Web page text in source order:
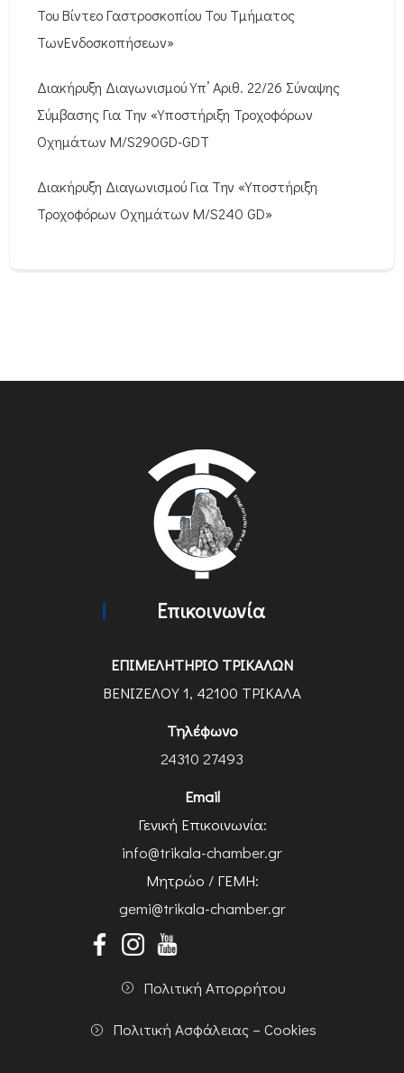
Του Βίντεο Γαστροσκοπίου Του Τμήματος
ΤωνΕνδοσκοπήσεων»
Διακήρυξη Διαγωνισμού Υπ’ Αριθ. 22/26 Σύναψης
Σύμβασης Για Την «Υποστήριξη Τροχοφόρων
Οχημάτων M/S290GD-GDT
Διακήρυξη Διαγωνισμού Για Την «Υποστήριξη
Τροχοφόρων Οχημάτων M/S240 GD»
Επικοινωνία
ΕΠΙΜΕΛΗΤΗΡΙΟ ΤΡΙΚΑΛΩΝ
ΒΕΝΙΖΕΛΟΥ 1, 42100 ΤΡΙΚΑΛΑ
Τηλέφωνο
24310 27493
Email
Γενική Επικοινωνία:
info@trikala-chamber.gr
Μητρώο / ΓΕΜΗ:
gemi@trikala-chamber.gr
Πολιτική Απορρήτου
Πολιτική Ασφάλειας – Cookies